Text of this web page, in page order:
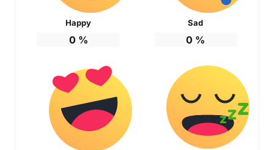
Happy
0 %
Sad
0 %